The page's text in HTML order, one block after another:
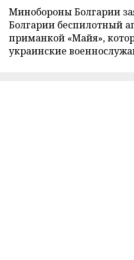
Минобороны Болгарии
Болгарии беспилотный
приманкой «Майя»,
украинские